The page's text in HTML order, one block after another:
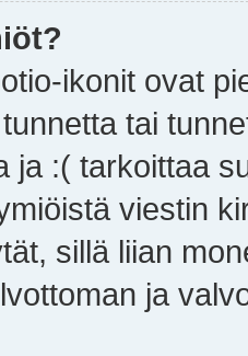
ikonit ovat
tai
ja :( tarkoittaa
viestin
sillä liian
ja